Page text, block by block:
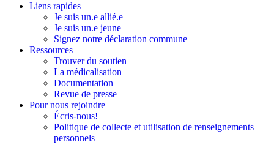
Liens rapides
Je suis un.e allié.e
Je suis un.e jeune
Signez notre déclaration commune
Ressources
Trouver du soutien
La médicalisation
Documentation
Revue de presse
Pour nous rejoindre
Écris-nous!
Politique de collecte et utilisation de renseignements
personnels